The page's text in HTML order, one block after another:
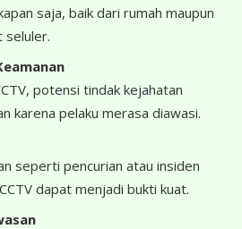
saja, baik dari rumah maupun
seluler.
potensi tindak kejahatan
karena pelaku merasa diawasi.
seperti pencurian atau insiden
dapat menjadi bukti kuat.